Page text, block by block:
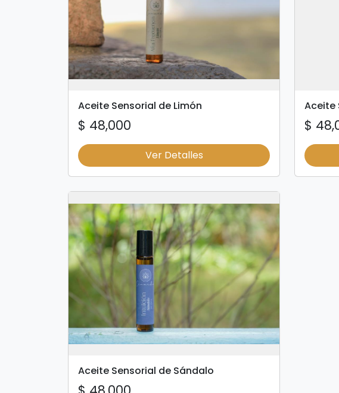
Aceite Sensorial de Limón
$ 48,000
Ver Detalles
Aceite
$
Aceite Sensorial de Sándalo